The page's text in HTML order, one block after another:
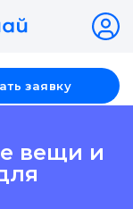
заявку
вещи и